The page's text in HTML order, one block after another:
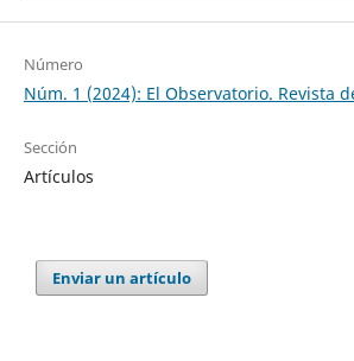
Número
Núm. 1 (2024): El Observatorio. Revista
Sección
Artículos
Enviar un artículo